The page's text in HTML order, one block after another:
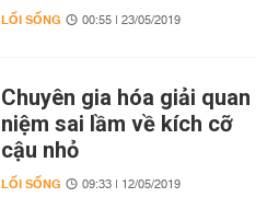
LỐI SỐNG 00:55 | 23/05/2019
Chuyên gia hóa giải quan
niệm sai lầm về kích cỡ
cậu nhỏ
LỐI SỐNG 09:33 | 12/05/2019